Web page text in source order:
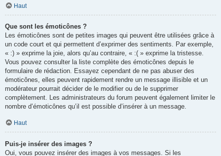
Haut
Que sont les émoticônes ?
Les émoticônes sont de petites images qui peuvent être utilisées grâce à
un code court et qui permettent d’exprimer des sentiments. Par exemple,
« :) » exprime la joie, alors qu’au contraire, « :( » exprime la tristesse.
Vous pouvez consulter la liste complète des émoticônes depuis le
formulaire de rédaction. Essayez cependant de ne pas abuser des
émoticônes, elles peuvent rapidement rendre un message illisible et un
modérateur pourrait décider de le modifier ou de le supprimer
complètement. Les administrateurs du forum peuvent également limiter le
nombre d’émoticônes qu’il est possible d’insérer à un message.
Haut
Puis-je insérer des images ?
Oui, vous pouvez insérer des images à vos messages. Si les